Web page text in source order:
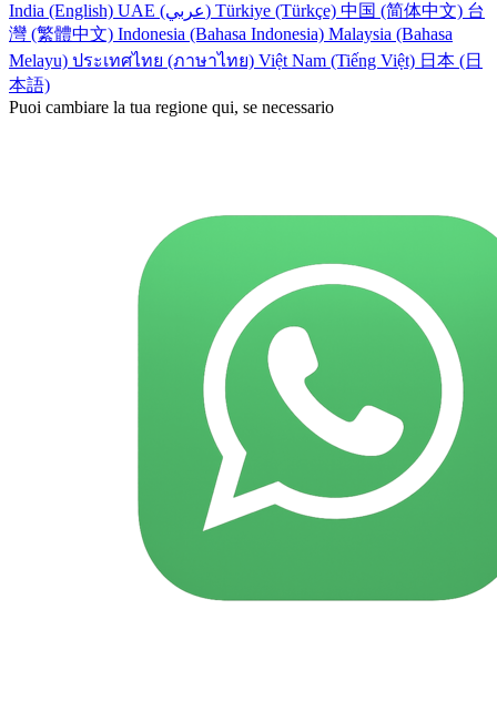
India (English)
UAE (عربي) Türkiye (Türkçe) 中国 (简体中文) 台
灣 (繁體中文) Indonesia (Bahasa Indonesia) Malaysia (Bahasa
Melayu) ประเทศไทย (ภาษาไทย) Việt Nam (Tiếng Việt) 日本 (日
本語)
Puoi cambiare la tua regione qui, se necessario